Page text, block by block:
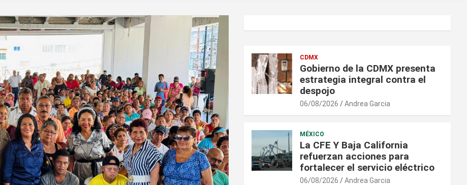
CDMX
Gobierno de la CDMX presenta
estrategia integral contra el
despojo
06/08/2026 Andrea Garcia
MÉXICO
La CFE Y Baja California
refuerzan acciones para
fortalecer el servicio eléctrico
06/08/2026 Andrea Garcia